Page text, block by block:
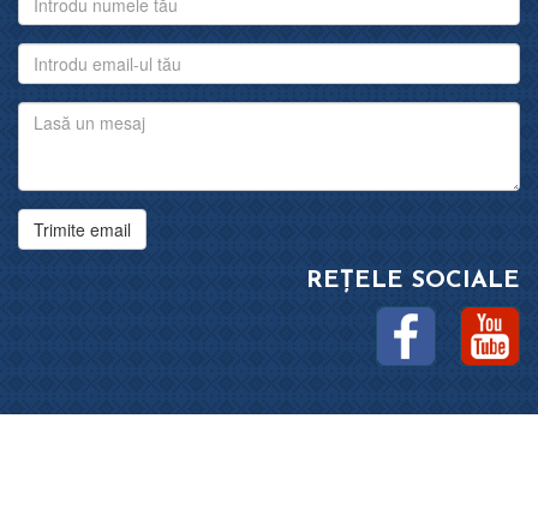
Trimite email
REȚELE SOCIALE